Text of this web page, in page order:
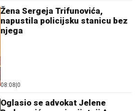
Žena Sergeja Trifunovića,
napustila policijsku stanicu bez
njega
08:08|0
Oglasio se advokat Jelene